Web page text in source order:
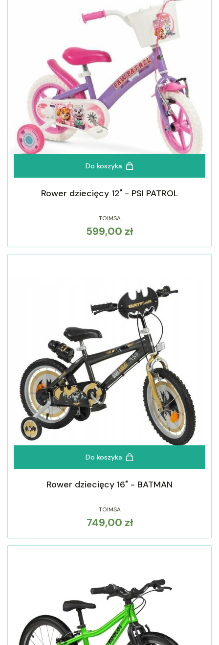
Do koszyka
Rower dziecięcy 12" - PSI PATROL
TOIMSA
Cena
599,00 zł
Do koszyka
Rower dziecięcy 16" - BATMAN
TOIMSA
Cena
749,00 zł